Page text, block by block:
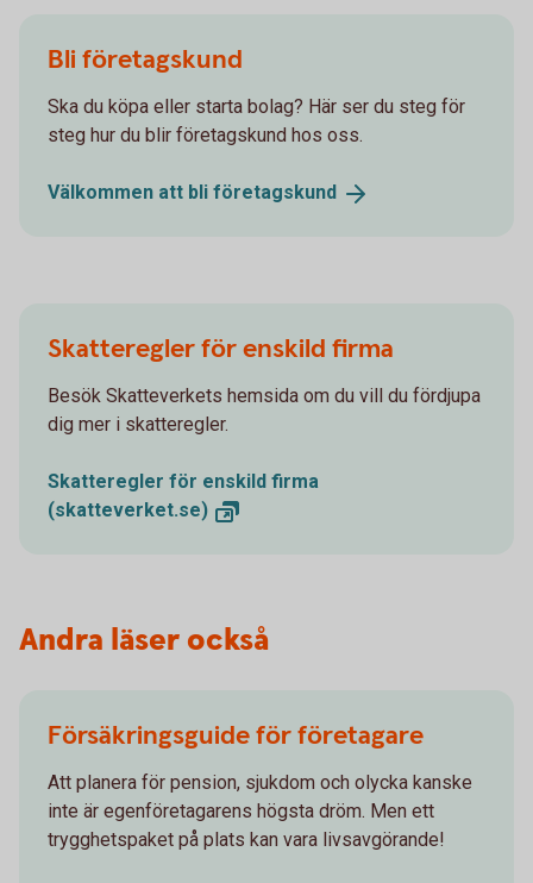
Bli företagskund
Ska du köpa eller starta bolag? Här ser du steg för
steg hur du blir företagskund hos oss.
Välkommen att bli företagskund
Skatteregler för enskild firma
Besök Skatteverkets hemsida om du vill du fördjupa
dig mer i skatteregler.
Skatteregler för enskild firma
(skatteverket.se)
Andra läser också
Försäkringsguide för företagare
Att planera för pension, sjukdom och olycka kanske
inte är egenföretagarens högsta dröm. Men ett
trygghetspaket på plats kan vara livsavgörande!